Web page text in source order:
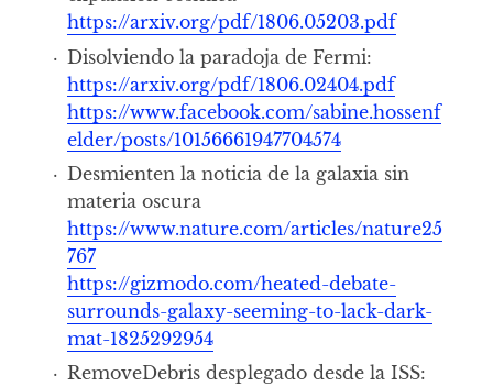
https://arxiv.org/pdf/1806.05203.pdf
Disolviendo la paradoja de Fermi:
https://arxiv.org/pdf/1806.02404.pdf
https://www.facebook.com/sabine.hossenf
elder/posts/10156661947704574
Desmienten la noticia de la galaxia sin
materia oscura
https://www.nature.com/articles/nature25
767
https://gizmodo.com/heated-debate-
surrounds-galaxy-seeming-to-lack-dark-
mat-1825292954
RemoveDebris desplegado desde la ISS: